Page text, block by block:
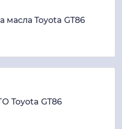
масла Toyota GT86
Toyota GT86